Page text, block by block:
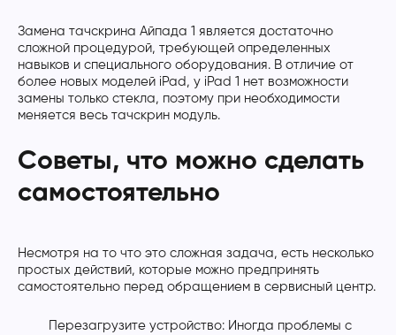
Замена тачскрина Айпада 1 является достаточно
сложной процедурой, требующей определенных
навыков и специального оборудования. В отличие от
более новых моделей iPad, у iPad 1 нет возможности
замены только стекла, поэтому при необходимости
меняется весь тачскрин модуль.
Советы, что можно сделать
самостоятельно
Несмотря на то что это сложная задача, есть несколько
простых действий, которые можно предпринять
самостоятельно перед обращением в сервисный центр.
Перезагрузите устройство: Иногда проблемы с